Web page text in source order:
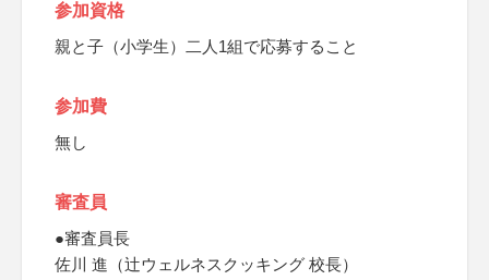
参加資格
親と子（小学生）二人1組で応募すること
参加費
無し
審査員
●審査員長
佐川 進（辻ウェルネスクッキング 校長）